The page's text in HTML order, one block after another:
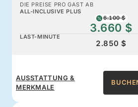
DIE PREISE PRO GAST AB
ALL-INCLUSIVE PLUS
6.100 $
3.660 $
LAST-MINUTE
2.850 $
AUSSTATTUNG &
MERKMALE